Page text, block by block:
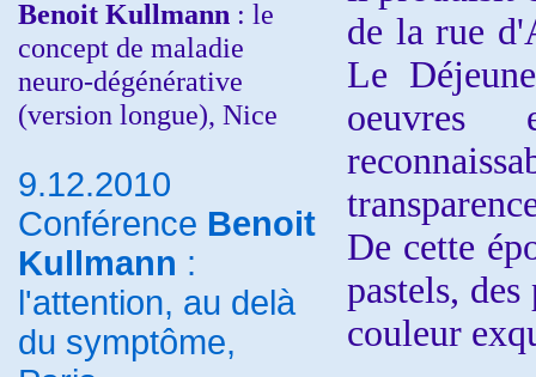
Benoit Kullmann : le
concept de maladie
neuro-dégénérative
(version longue), Nice
9.12.2010
Conférence Benoit
Kullmann :
l'attention, au delà
du symptôme,
de la rue
Le
oeuvres
De cette
pastels,
couleur